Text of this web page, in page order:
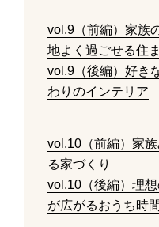
vol.9（前編）家族
地よく過ごせる住
vol.9（後編）好き
わりのインテリア
vol.10（前編）家
る家づくり
vol.10（後編）理
が広がるおうち時間